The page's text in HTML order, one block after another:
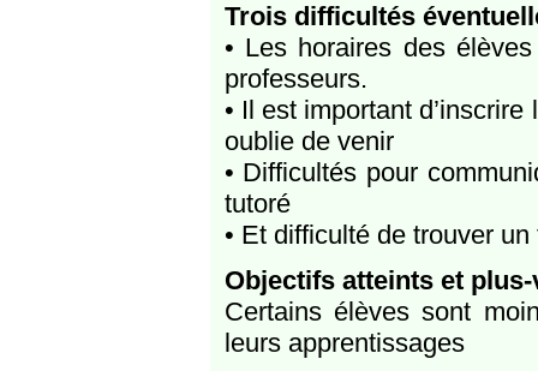
Trois difficultés
• Les horaires des
professeurs.
• Il est important
oublie de venir
• Difficultés pour
tutoré
• Et difficulté de trouver
Objectifs atteints et
Certains élèves sont
leurs apprentissages